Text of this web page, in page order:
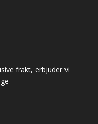
frakt, erbjuder vi